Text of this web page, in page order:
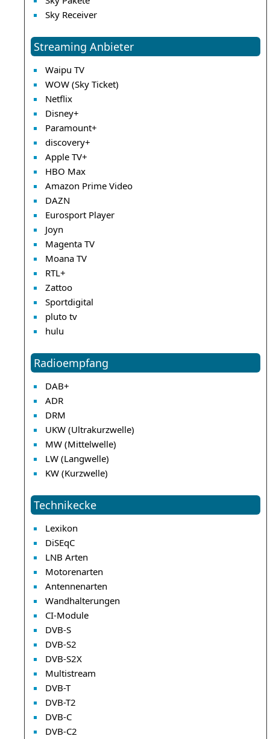
Sky Receiver
Streaming Anbieter
Waipu TV
WOW (Sky Ticket)
Netflix
Disney+
Paramount+
discovery+
Apple TV+
HBO Max
Amazon Prime Video
DAZN
Eurosport Player
Joyn
Magenta TV
Moana TV
RTL+
Zattoo
Sportdigital
pluto tv
hulu
Radioempfang
DAB+
ADR
DRM
UKW (Ultrakurzwelle)
MW (Mittelwelle)
LW (Langwelle)
KW (Kurzwelle)
Technikecke
Lexikon
DiSEqC
LNB Arten
Motorenarten
Antennenarten
Wandhalterungen
CI-Module
DVB-S
DVB-S2
DVB-S2X
Multistream
DVB-T
DVB-T2
DVB-C
DVB-C2